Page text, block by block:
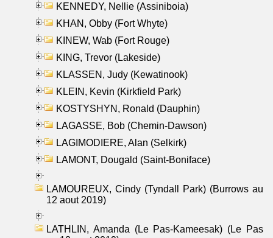
KENNEDY, Nellie (Assiniboia)
KHAN, Obby (Fort Whyte)
KINEW, Wab (Fort Rouge)
KING, Trevor (Lakeside)
KLASSEN, Judy (Kewatinook)
KLEIN, Kevin (Kirkfield Park)
KOSTYSHYN, Ronald (Dauphin)
LAGASSE, Bob (Chemin-Dawson)
LAGIMODIERE, Alan (Selkirk)
LAMONT, Dougald (Saint-Boniface)
LAMOUREUX, Cindy (Tyndall Park) (Burrows au
12 aout 2019)
LATHLIN, Amanda (Le Pas-Kameesak) (Le Pas